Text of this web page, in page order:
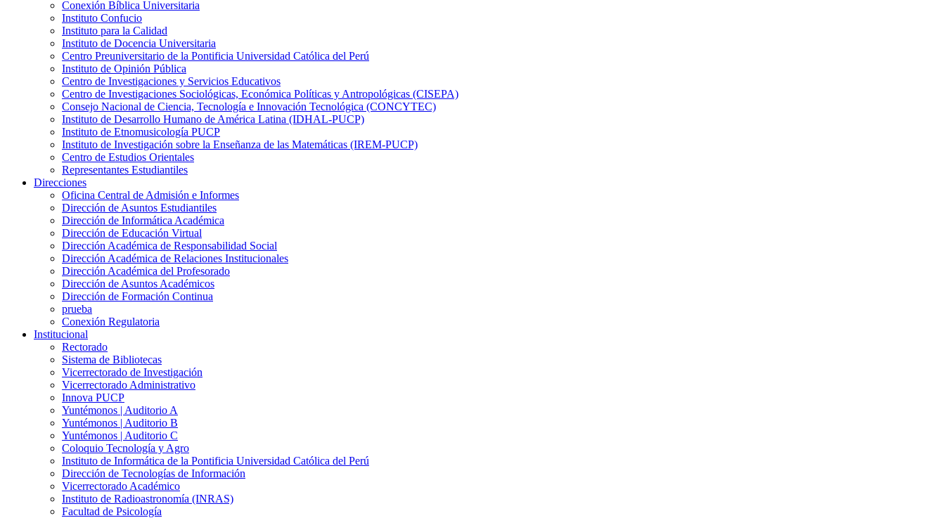
Conexión Bíblica Universitaria
Instituto Confucio
Instituto para la Calidad
Instituto de Docencia Universitaria
Centro Preuniversitario de la Pontificia Universidad Católica del Perú
Instituto de Opinión Pública
Centro de Investigaciones y Servicios Educativos
Centro de Investigaciones Sociológicas, Económica Políticas y Antropológicas (CISEPA)
Consejo Nacional de Ciencia, Tecnología e Innovación Tecnológica (CONCYTEC)
Instituto de Desarrollo Humano de América Latina (IDHAL-PUCP)
Instituto de Etnomusicología PUCP
Instituto de Investigación sobre la Enseñanza de las Matemáticas (IREM-PUCP)
Centro de Estudios Orientales
Representantes Estudiantiles
Direcciones
Oficina Central de Admisión e Informes
Dirección de Asuntos Estudiantiles
Dirección de Informática Académica
Dirección de Educación Virtual
Dirección Académica de Responsabilidad Social
Dirección Académica de Relaciones Institucionales
Dirección Académica del Profesorado
Dirección de Asuntos Académicos
Dirección de Formación Continua
prueba
Conexión Regulatoria
Institucional
Rectorado
Sistema de Bibliotecas
Vicerrectorado de Investigación
Vicerrectorado Administrativo
Innova PUCP
Yuntémonos | Auditorio A
Yuntémonos | Auditorio B
Yuntémonos | Auditorio C
Coloquio Tecnología y Agro
Instituto de Informática de la Pontificia Universidad Católica del Perú
Dirección de Tecnologías de Información
Vicerrectorado Académico
Instituto de Radioastronomía (INRAS)
Facultad de Psicología